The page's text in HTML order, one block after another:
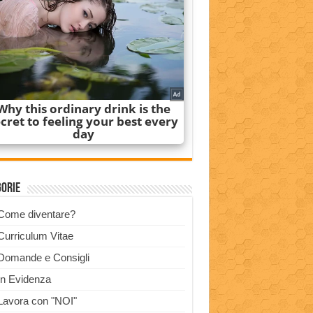
diventare?
Vitae
e Consigli
Evidenza
con "NOI"